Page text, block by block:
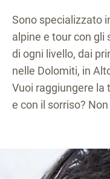
Sono specializzato
alpine e tour con gli
di ogni livello, dai
nelle Dolomiti, in
Vuoi raggiungere la
e con il sorriso?